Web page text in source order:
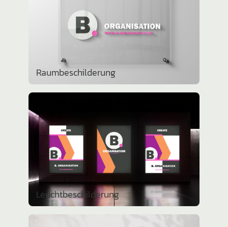
Raumbe­schil­de­rung
Leucht­be­schil­de­rung